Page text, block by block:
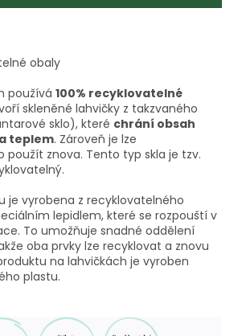
obaly
používá 100% recyklovatelné
skleněné lahvičky z takzvaného
sklo), které chrání obsah
teplem. Zároveň je lze
použít znova. Tento typ skla je tzv.
je vyrobena z recyklovatelného
lepidlem, které se rozpouští v
To umožňuje snadné oddělení
oba prvky lze recyklovat a znovu
na lahvičkách je vyroben
plastu.